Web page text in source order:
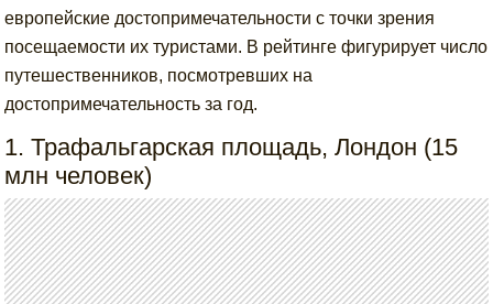
европейские достопримечательности с точки зрения
посещаемости их туристами. В рейтинге фигурирует число
путешественников, посмотревших на
достопримечательность за год.
1. Трафальгарская площадь, Лондон (15
млн человек)